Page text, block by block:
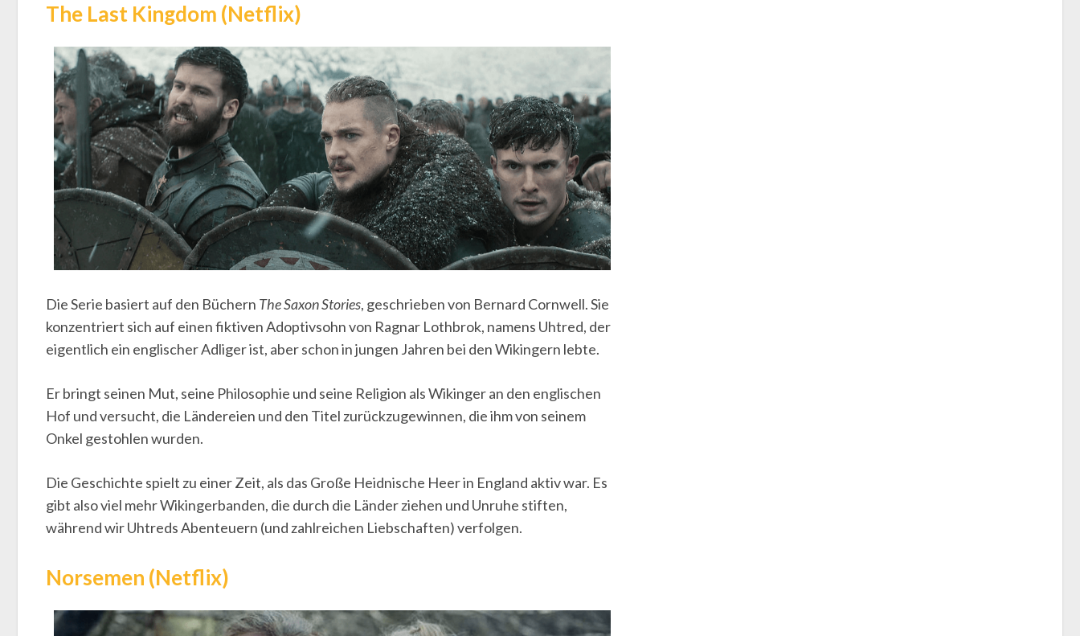
The Last Kingdom (Netflix)
Die Serie basiert auf den Büchern The Saxon Stories, geschrieben von Bernard Cornwell. Sie
konzentriert sich auf einen fiktiven Adoptivsohn von Ragnar Lothbrok, namens Uhtred, der
eigentlich ein englischer Adliger ist, aber schon in jungen Jahren bei den Wikingern lebte.
Er bringt seinen Mut, seine Philosophie und seine Religion als Wikinger an den englischen
Hof und versucht, die Ländereien und den Titel zurückzugewinnen, die ihm von seinem
Onkel gestohlen wurden.
Die Geschichte spielt zu einer Zeit, als das Große Heidnische Heer in England aktiv war. Es
gibt also viel mehr Wikingerbanden, die durch die Länder ziehen und Unruhe stiften,
während wir Uhtreds Abenteuern (und zahlreichen Liebschaften) verfolgen.
Norsemen (Netflix)